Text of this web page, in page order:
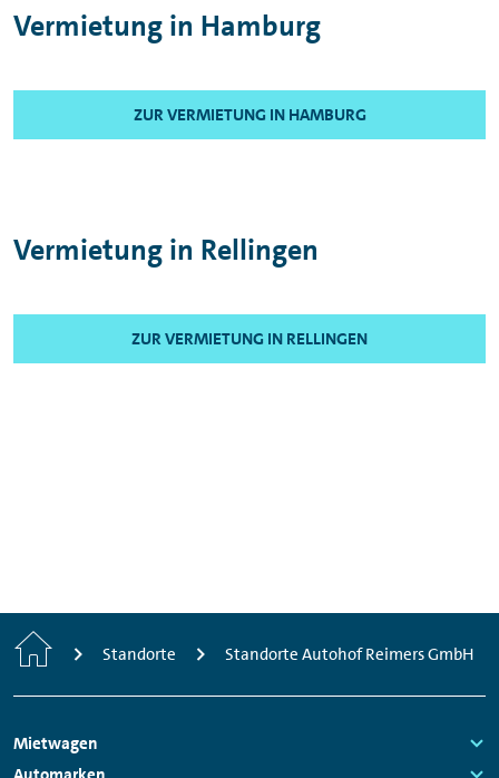
Vermietung in Hamburg
ZUR VERMIETUNG IN HAMBURG
Vermietung in Rellingen
ZUR VERMIETUNG IN RELLINGEN
Start Standorte Standorte Autohof Reimers GmbH
Footer
Mietwagen